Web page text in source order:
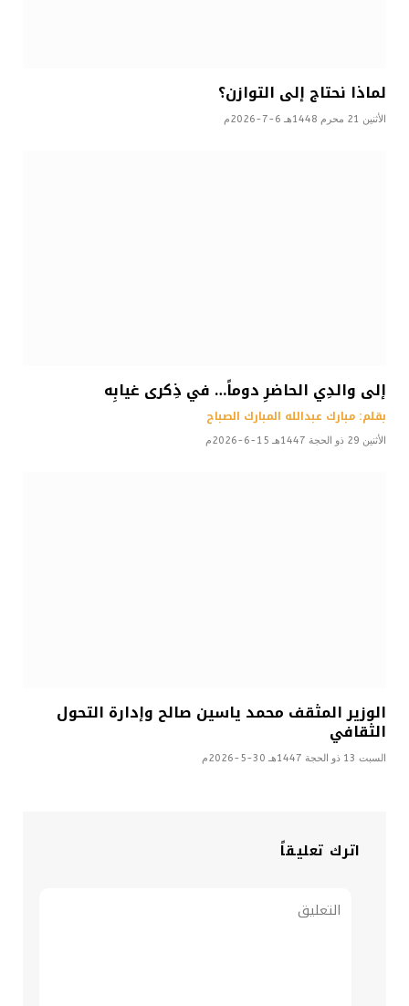
لماذا نحتاج إلى التوازن؟
الأثنين 21 محرم 1448هـ 6-7-2026م
إلى والدِي الحاضرِ دوماً… في ذِكرى غيابِه
بقلم: مبارك عبدالله المبارك الصباح
الأثنين 29 ذو الحجة 1447هـ 15-6-2026م
الوزير المثقف محمد ياسين صالح وإدارة التحول
الثقافي
السبت 13 ذو الحجة 1447هـ 30-5-2026م
اترك تعليقاً